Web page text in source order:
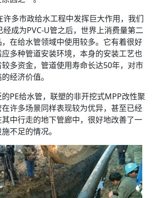
许多市政给水工程中发挥巨大作用，我们
经成为PVC-U管之后，世界上消费量第二
在给水管领域中使用较多。它有着很好
多种管道安装环境，本身的安装工艺也
多资金，管道使用寿命长达50年，对市
经济价值。
PE给水管，联塑的非开挖式MPP改性聚
许多场景同样表现较为优异，甚至已经
中行走的地下管廊中，很好地改善了一
不足的情况。